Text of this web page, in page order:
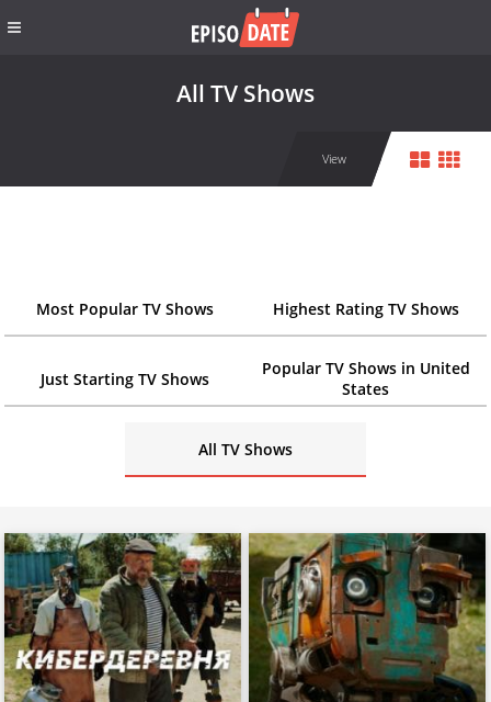
All TV Shows
View
Most Popular TV Shows Highest Rating TV Shows
Just Starting TV Shows
Popular TV Shows in United
States
All TV Shows